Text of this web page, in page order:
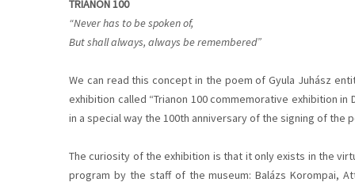
TRIANON 100
“Never has to be spoken of,
But shall always, always be remembered”
We can read this concept in the poem of Gyula Juhász
exhibition called “Trianon 100 commemorative exhibition
in a special way the 100th anniversary of the signing of the
The curiosity of the exhibition is that it only exists in the
program by the staff of the museum: Balázs Korompai,